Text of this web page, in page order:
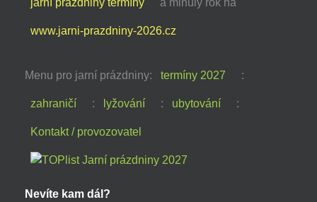
jarní prázdniny termíny a minulý rok na
www.jarni-prazdniny-2026.cz
Menu pro jarní prázdniny: termíny 2027 :
zahraničí : lyžování : ubytování :
Kontakt / provozovatel
Nevíte kam dál?